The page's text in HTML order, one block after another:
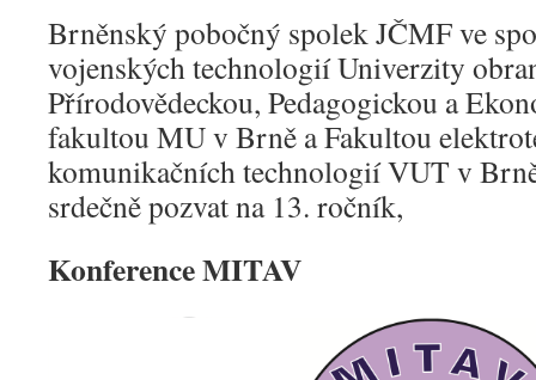
Brněnský pobočný spolek JČMF ve
vojenských technologií Univerzity
Přírodovědeckou, Pedagogickou a
fakultou MU v Brně a Fakultou
komunikačních technologií VUT v
srdečně pozvat na 13. ročník,
Konference MITAV